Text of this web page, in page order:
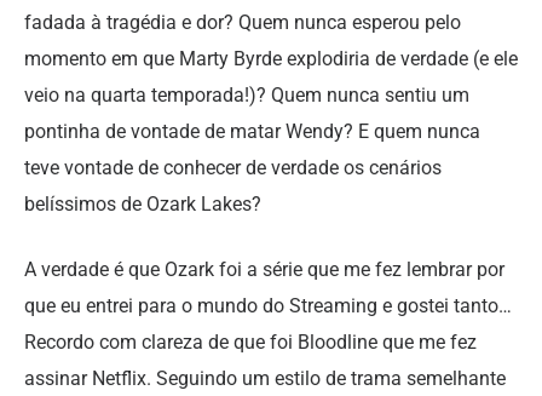
fadada à tragédia e dor? Quem nunca esperou pelo
momento em que Marty Byrde explodiria de verdade (e ele
veio na quarta temporada!)? Quem nunca sentiu um
pontinha de vontade de matar Wendy? E quem nunca
teve vontade de conhecer de verdade os cenários
belíssimos de Ozark Lakes?
A verdade é que Ozark foi a série que me fez lembrar por
que eu entrei para o mundo do Streaming e gostei tanto…
Recordo com clareza de que foi Bloodline que me fez
assinar Netflix. Seguindo um estilo de trama semelhante